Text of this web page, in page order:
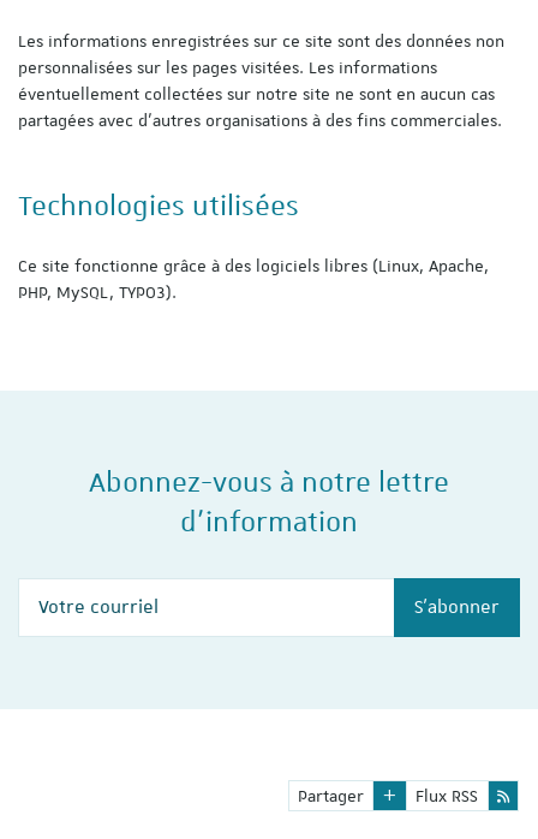
Les informations enregistrées sur ce site sont des données non
personnalisées sur les pages visitées. Les informations
éventuellement collectées sur notre site ne sont en aucun cas
partagées avec d'autres organisations à des fins commerciales.
Technologies utilisées
Ce site fonctionne grâce à des logiciels libres (Linux, Apache,
PHP, MySQL, TYPO3).
Abonnez-vous à notre lettre
d'information
S'abonner
Partager Flux RSS